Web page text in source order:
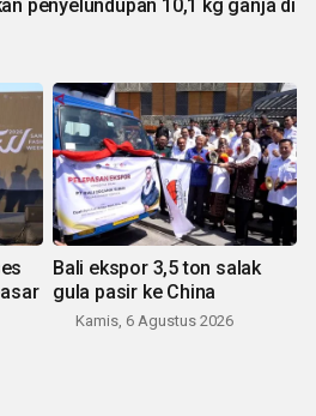
penyelundupan 10,1 kg ganja di
Bali ekspor 3,5 ton salak
gula pasir ke China
Kamis, 6 Agustus 2026